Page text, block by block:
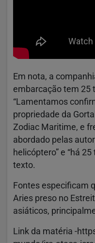
Em nota, a
embarcação tem 25
“Lamentamos
propriedade da
Zodiac Maritime, e
abordado pelas
helicóptero” e “há
texto.
Fontes especificam
Aries preso no
asiáticos,
Link da matéria -